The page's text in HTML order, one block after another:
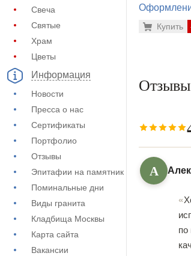
Свеча
Святые
Храм
Цветы
Информация
Новости
Пресса о нас
Сертификаты
Портфолио
Отзывы
Эпитафии на памятник
Поминальные дни
Виды гранита
Кладбища Москвы
Карта сайта
Вакансии
Купить
А
по